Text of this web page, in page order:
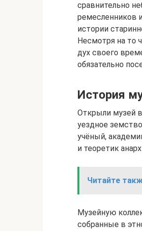
сравнительно
ремесленников
истории
Несмотря на то
дух своего
обязательно
История
Открыли музей
уездное
учёный,
и теоретик
Читайте
Музейную
собранные в